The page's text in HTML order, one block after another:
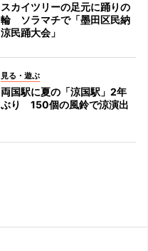
スカイツリーの足元に踊りの
輪 ソラマチで「墨田区民納
涼民踊大会」
見る・遊ぶ
両国駅に夏の「涼国駅」2年
ぶり 150個の風鈴で涼演出